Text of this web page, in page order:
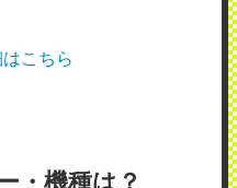
こちら
・機種は？